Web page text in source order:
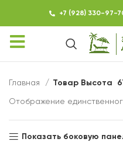
+7 (928) 330-97-
Главная Товар Высота
Отображение
Показать боковую
НОВОСТИ